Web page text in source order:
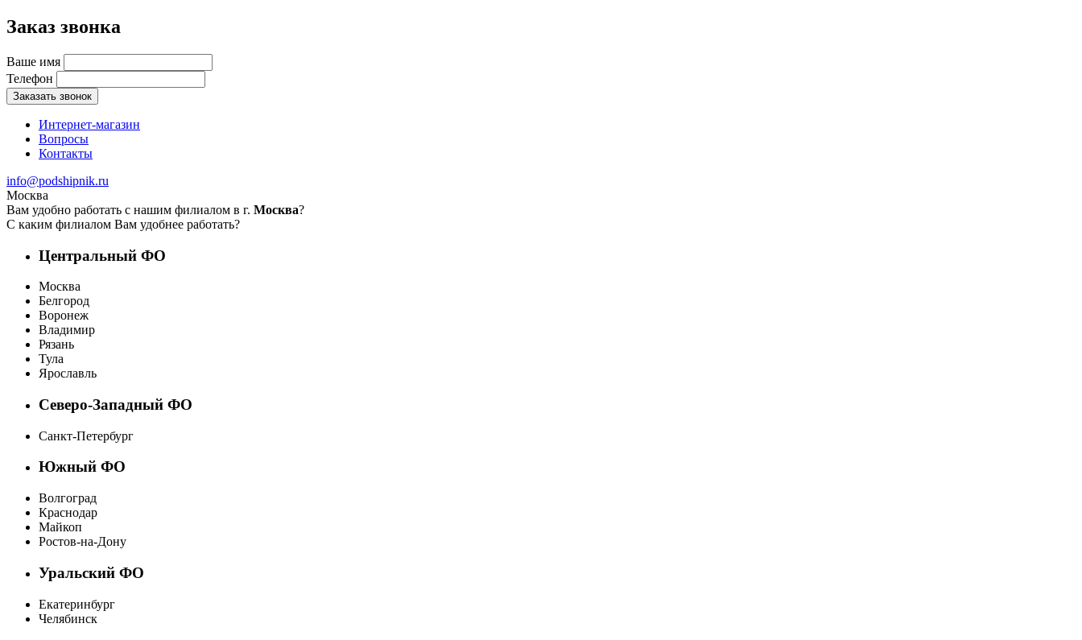
Заказ звонка
Ваше имя
Телефон
Заказать звонок
Интернет-магазин
Вопросы
Контакты
info@podshipnik.ru
Москва
Вам удобно работать с нашим филиалом в г. Москва?
С каким филиалом Вам удобнее работать?
Центральный ФО
Москва
Белгород
Воронеж
Владимир
Рязань
Тула
Ярославль
Северо-Западный ФО
Санкт-Петербург
Южный ФО
Волгоград
Краснодар
Майкоп
Ростов-на-Дону
Уральский ФО
Екатеринбург
Челябинск